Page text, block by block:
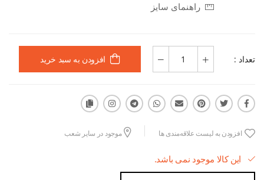
راهنمای سایز
تعداد : افزودن به سبد خرید
افزودن به لیست علاقه‌مندی ها موجود در سایر شعب
این کالا موجود نمی باشد.